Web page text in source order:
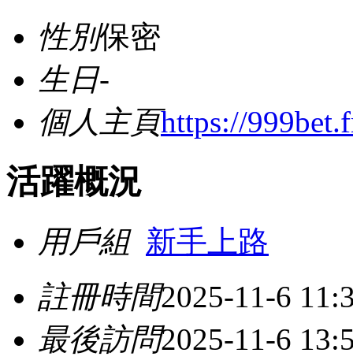
性別保密
生日-
個人主頁https://
活躍概況
用戶組 新手上路
註冊時間2025-11-6
最後訪問2025-11-6